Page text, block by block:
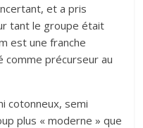
et a pris
tant le groupe était
est une franche
précurseur au
cotonneux, semi
plus « moderne » que